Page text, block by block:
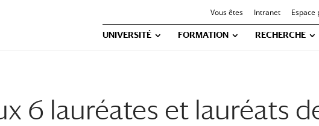
Vous êtes Intranet Espace
UNIVERSITÉ FORMATION RECHERCHE
6 lauréates et lauréats